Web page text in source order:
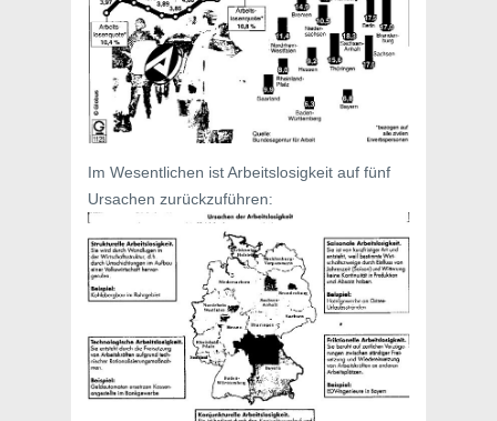
Im Wesentlichen ist Arbeitslosigkeit auf fünf
Ursachen zurückzuführen: